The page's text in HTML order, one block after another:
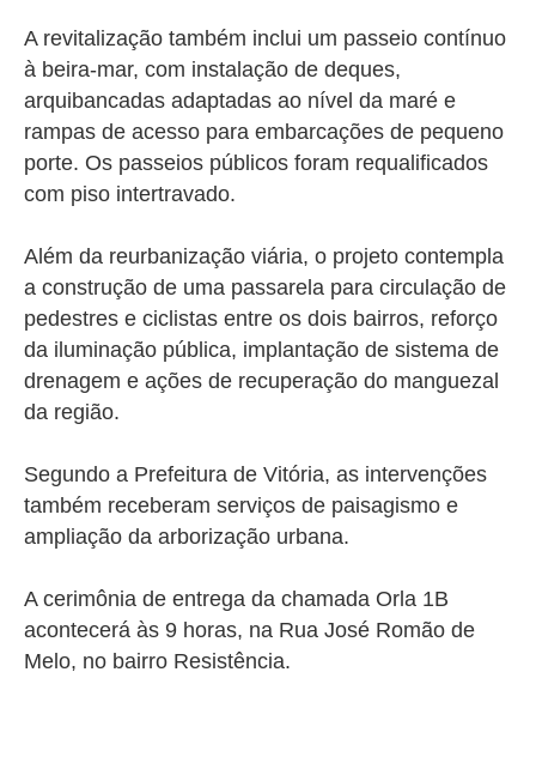
A revitalização também inclui um passeio contínuo
à beira-mar, com instalação de deques,
arquibancadas adaptadas ao nível da maré e
rampas de acesso para embarcações de pequeno
porte. Os passeios públicos foram requalificados
com piso intertravado.
Além da reurbanização viária, o projeto contempla
a construção de uma passarela para circulação de
pedestres e ciclistas entre os dois bairros, reforço
da iluminação pública, implantação de sistema de
drenagem e ações de recuperação do manguezal
da região.
Segundo a Prefeitura de Vitória, as intervenções
também receberam serviços de paisagismo e
ampliação da arborização urbana.
A cerimônia de entrega da chamada Orla 1B
acontecerá às 9 horas, na Rua José Romão de
Melo, no bairro Resistência.